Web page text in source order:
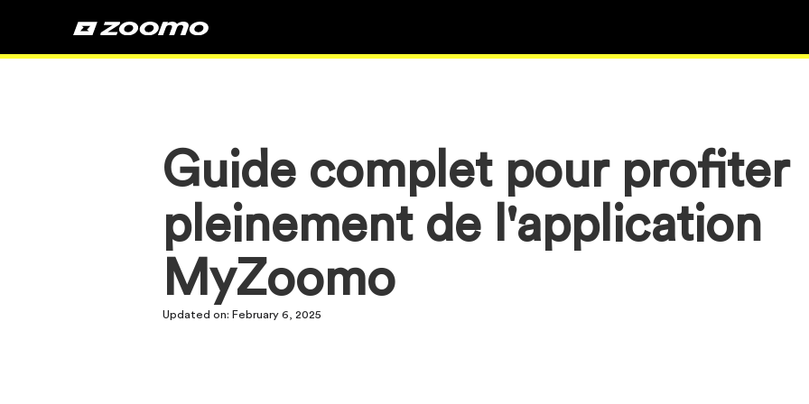
Guide complet pour profiter
pleinement de l'application
MyZoomo
Updated on: February 6, 2025